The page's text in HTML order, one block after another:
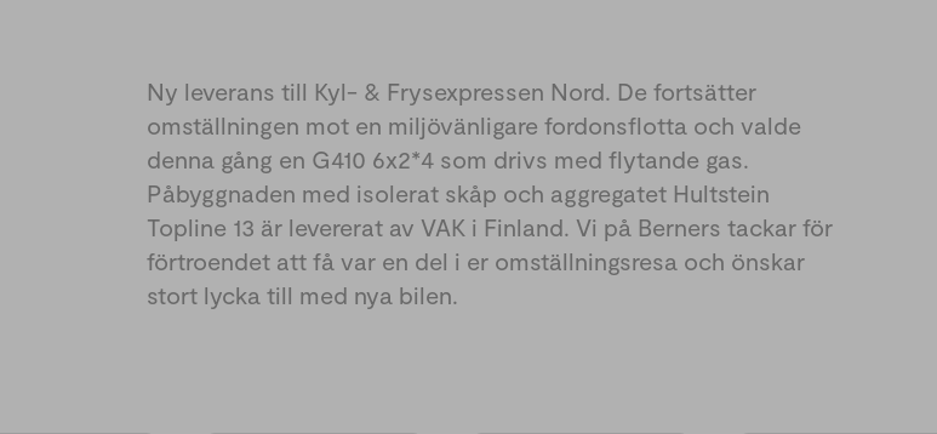
Ny leverans till Kyl- & Frysexpressen Nord. De fortsätter
omställningen mot en miljövänligare fordonsflotta och valde
denna gång en G410 6x2*4 som drivs med flytande gas.
Påbyggnaden med isolerat skåp och aggregatet Hultstein
Topline 13 är levererat av VAK i Finland. Vi på Berners tackar för
förtroendet att få var en del i er omställningsresa och önskar
stort lycka till med nya bilen.